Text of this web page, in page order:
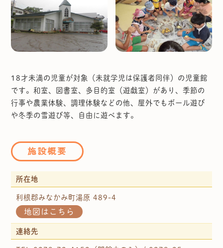
18才未満の児童が対象（未就学児は保護者同伴）の児童館
です。和室、図書室、多目的室（遊戯室）があり、季節の
行事や農業体験、調理体験などの他、屋外でもボール遊び
や冬季の雪遊び等、自由に遊べます。
施設概要
所在地
利根郡みなかみ町湯原 489-4
地図はこちら
連絡先